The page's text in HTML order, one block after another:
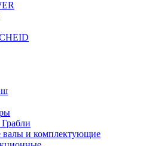
валы и комплектующие